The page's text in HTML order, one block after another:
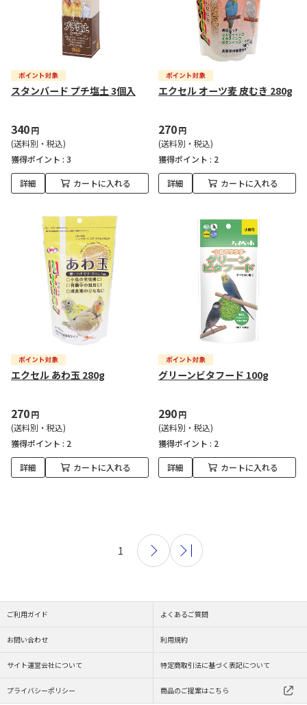
スタンバード プチ塩土 3個入
340円
(送料別・税込)
獲得ポイント : 3
詳細 カートに入れる
エクセル オーツ麦 皮むき 280g
270円
(送料別・税込)
獲得ポイント : 2
詳細 カートに入れる
エクセル あわ玉 280g
270円
(送料別・税込)
獲得ポイント : 2
詳細 カートに入れる
グリーンビタフード 100g
290円
(送料別・税込)
獲得ポイント : 2
詳細 カートに入れる
1
ご利用ガイド よくあるご質問
お問い合わせ 利用規約
サイト運営会社について 特定商取引法に基づく表記について
プライバシーポリシー 商品のご提案はこちら